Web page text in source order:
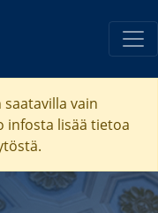
vain
infosta lisää tietoa